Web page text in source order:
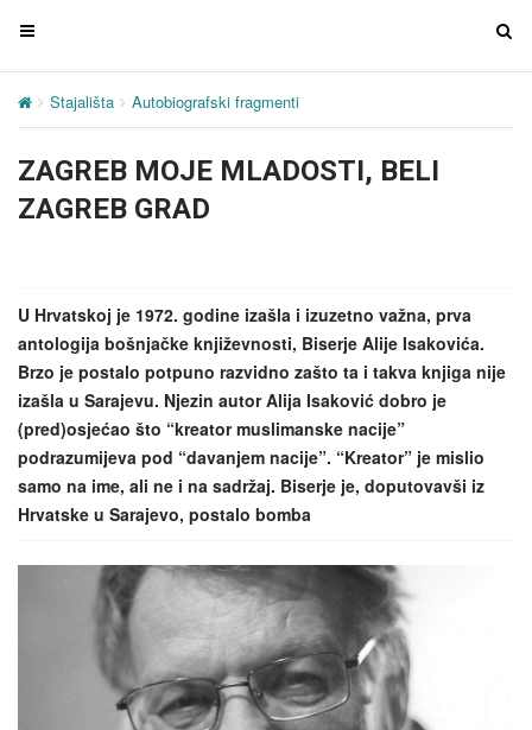
T
g
e
n
g
a
t
i
o
n
T
t
Stajališta Autobiografski fragmenti
ZAGREB MOJE MLADOSTI, BELI
ZAGREB GRAD
U Hrvatskoj je 1972. godine izašla i izuzetno važna, prva
antologija bošnjačke književnosti, Biserje Alije Isakovića.
Brzo je postalo potpuno razvidno zašto ta i takva knjiga nije
izašla u Sarajevu. Njezin autor Alija Isaković dobro je
(pred)osjećao što “kreator muslimanske nacije”
podrazumijeva pod “davanjem nacije”. “Kreator” je mislio
samo na ime, ali ne i na sadržaj. Biserje je, doputovavši iz
Hrvatske u Sarajevo, postalo bomba